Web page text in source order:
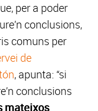
per a poder
conclusions,
comuns per
de
, apunta: “si
conclusions
mateixos